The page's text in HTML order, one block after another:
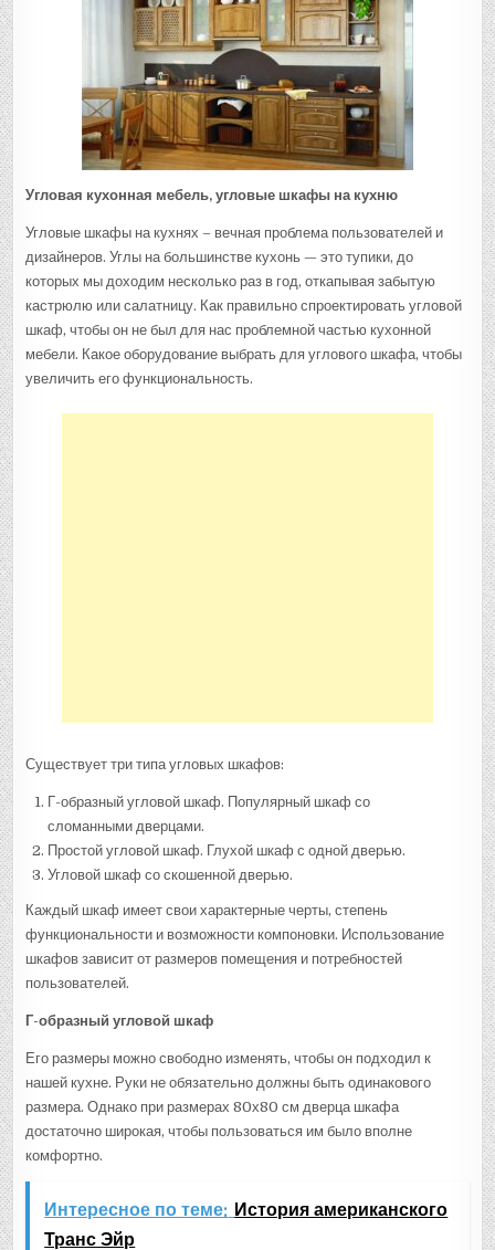
Угловая кухонная мебель, угловые шкафы на кухню
Угловые шкафы на кухнях – вечная проблема пользователей и
дизайнеров. Углы на большинстве кухонь — это тупики, до
которых мы доходим несколько раз в год, откапывая забытую
кастрюлю или салатницу. Как правильно спроектировать угловой
шкаф, чтобы он не был для нас проблемной частью кухонной
мебели. Какое оборудование выбрать для углового шкафа, чтобы
увеличить его функциональность.
Существует три типа угловых шкафов:
Г-образный угловой шкаф. Популярный шкаф со
сломанными дверцами.
Простой угловой шкаф. Глухой шкаф с одной дверью.
Угловой шкаф со скошенной дверью.
Каждый шкаф имеет свои характерные черты, степень
функциональности и возможности компоновки. Использование
шкафов зависит от размеров помещения и потребностей
пользователей.
Г-образный угловой шкаф
Его размеры можно свободно изменять, чтобы он подходил к
нашей кухне. Руки не обязательно должны быть одинакового
размера. Однако при размерах 80х80 см дверца шкафа
достаточно широкая, чтобы пользоваться им было вполне
комфортно.
Интересное по теме: История американского
Транс Эйр